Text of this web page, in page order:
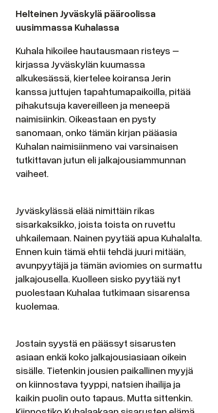
Helteinen Jyväskylä pääroolissa
uusimmassa Kuhalassa
Kuhala hikoilee hautausmaan risteys –
kirjassa Jyväskylän kuumassa
alkukesässä, kiertelee koiransa Jerin
kanssa juttujen tapahtumapaikoilla, pitää
pihakutsuja kavereilleen ja meneepä
naimisiinkin. Oikeastaan en pysty
sanomaan, onko tämän kirjan pääasia
Kuhalan naimisiinmeno vai varsinaisen
tutkittavan jutun eli jalkajousiammunnan
vaiheet.
Jyväskylässä elää nimittäin rikas
sisarkaksikko, joista toista on ruvettu
uhkailemaan. Nainen pyytää apua Kuhalalta.
Ennen kuin tämä ehtii tehdä juuri mitään,
avunpyytäjä ja tämän aviomies on surmattu
jalkajousella. Kuolleen sisko pyytää nyt
puolestaan Kuhalaa tutkimaan sisarensa
kuolemaa.
Jostain syystä en päässyt sisarusten
asiaan enkä koko jalkajousiasiaan oikein
sisälle. Tietenkin jousien paikallinen myyjä
on kiinnostava tyyppi, natsien ihailija ja
kaikin puolin outo tapaus. Mutta sittenkin.